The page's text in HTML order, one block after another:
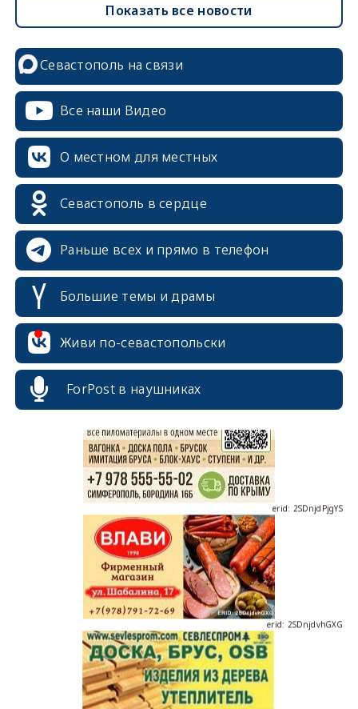
Показать все новости
Севастополь на связи
Все наши Видео
О местном для местных
Севастополь в сердце
Раньше всех и прямо в телефон
Большие темы и драмы
Живи по-севастопольски
ForPost в наушниках
erid: 2SDnjdPjgYS
erid: 2SDnjdvhGXG